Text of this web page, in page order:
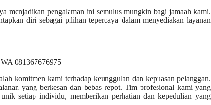
menjadikan pengalaman ini semulus mungkin bagi jamaah kami.
diri sebagai pilihan tepercaya dalam menyediakan layanan
komitmen kami terhadap keunggulan dan kepuasan pelanggan.
yang berkesan dan bebas repot. Tim profesional kami yang
setiap individu, memberikan perhatian dan kepedulian yang